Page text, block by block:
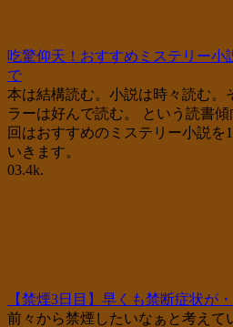
吃驚仰天！おすすめミステリー小
で
本は結構読む。小説は時々読む。
ラーは好んで読む。 という読書
回はおすすめのミステリー小説を
いきます。
03.4k.
【禁煙3日目】早くも禁断症状が
前々から禁煙したいなぁと考えて